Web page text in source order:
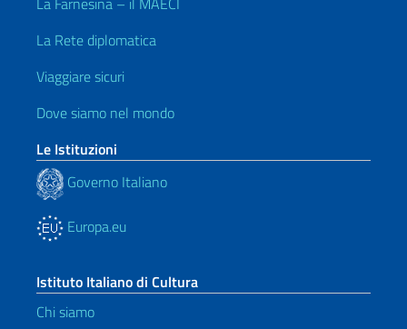
La Rete diplomatica
Viaggiare sicuri
Dove siamo nel mondo
Le Istituzioni
Governo Italiano
Europa.eu
Istituto Italiano di Cultura
Chi siamo